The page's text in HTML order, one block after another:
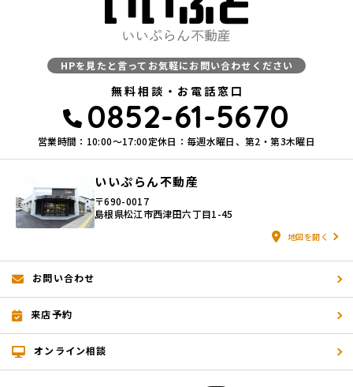
HPを見たと言ってお気軽にお問い合わせください
無料相談・お電話窓口
0852-61-5670
営業時間：10:00〜17:00定休日：毎週水曜日、第2・第3木曜日
いいぷらん不動産
〒690-0017
島根県松江市西津田六丁目1-45
地図を開く
お問い合わせ
来店予約
オンライン相談